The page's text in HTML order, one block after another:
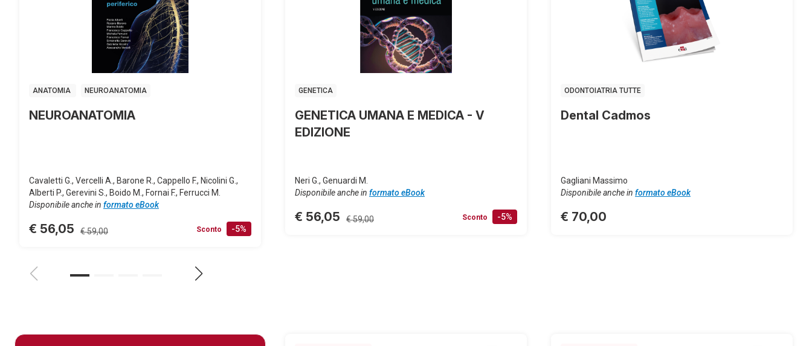
ANATOMIA NEUROANATOMIA
NEUROANATOMIA
Cavaletti G., Vercelli A., Barone R., Cappello F., Nicolini G.,
Alberti P., Gerevini S., Boido M., Fornai F., Ferrucci M.
Disponibile anche in formato eBook
€ 56,05 € 59,00 Sconto -5%
GENETICA
GENETICA UMANA E MEDICA - V
EDIZIONE
Neri G., Genuardi M.
Disponibile anche in formato eBook
€ 56,05 € 59,00 Sconto -5%
ODONTOIATRIA TUTTE
Dental Cadmos
Gagliani Massimo
Disponibile anche in formato eBook
€ 70,00